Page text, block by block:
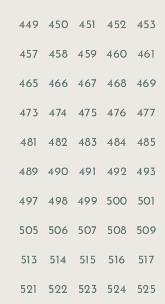
449 450 451 452 453
457 458 459 460 461
465 466 467 468 469
473 474 475 476 477
481 482 483 484 485
489 490 491 492 493
497 498 499 500 501
505 506 507 508 509
513 514 515 516 517
521 522 523 524 525